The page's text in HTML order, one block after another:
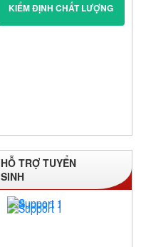
KIỂM ĐỊNH CHẤT LƯỢNG
HỖ TRỢ TUYỂN
SINH